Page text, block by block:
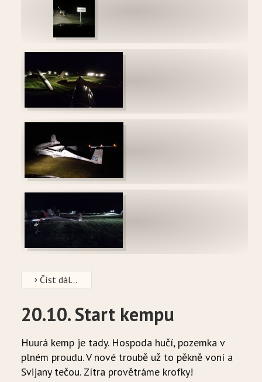
Číst dál...
20.10. Start kempu
Huurá kemp je tady. Hospoda hučí, pozemka v
plném proudu. V nové troubě už to pěkně voní a
Svijany tečou. Zítra provětráme krofky!